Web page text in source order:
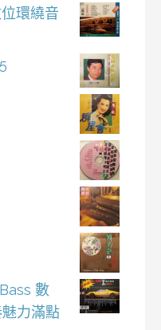
環繞音
數
力滿點